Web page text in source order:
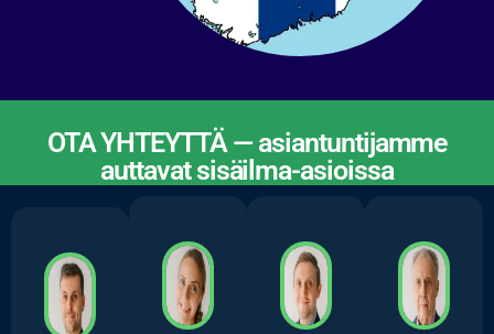
OTA YHTEYTTÄ — asiantuntijamme
auttavat sisäilma-asioissa
ASIANTUNTIJAMME